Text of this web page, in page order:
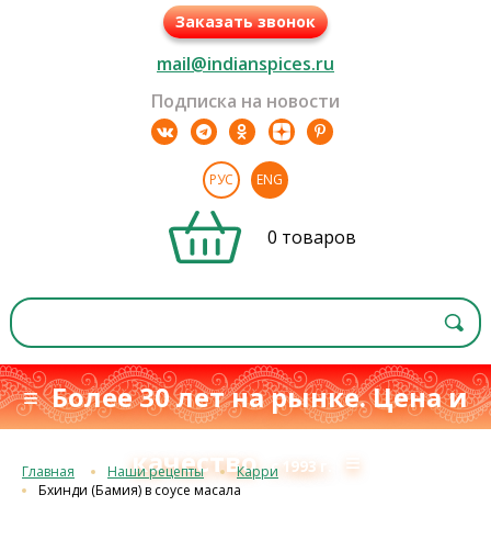
Заказать звонок
mail@indianspices.ru
Подписка на новости
РУС ENG
0 товаров
≡ Более 30 лет на рынке. Цена и
качествос 1993 г. ≡
Главная Наши рецепты
Карри
Бхинди (Бамия) в соусе масала